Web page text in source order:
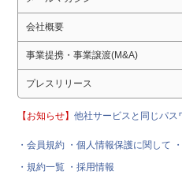
会社概要
事業提携・事業譲渡(M&A)
プレスリリース
【お知らせ】他社サービスと同じパス
・会員規約 ・個人情報保護に関して
・規約一覧 ・採用情報